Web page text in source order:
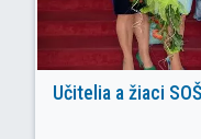
Učitelia a žiaci